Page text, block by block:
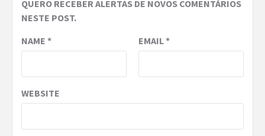
QUERO RECEBER ALERTAS DE NOVOS COMENTÁRIOS
NESTE POST.
NAME * EMAIL*
WEBSITE